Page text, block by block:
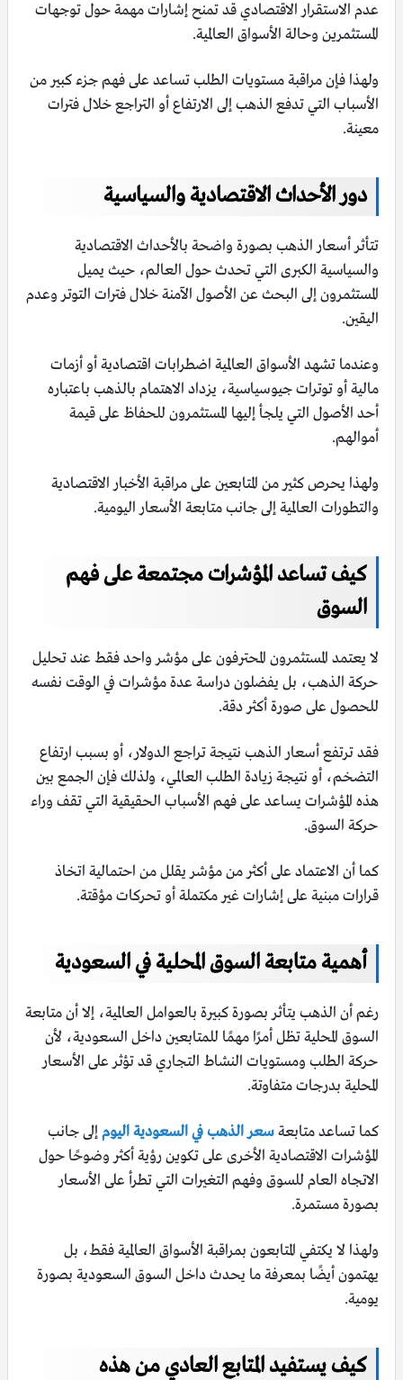
عدم الاستقرار الاقتصادي قد تمنح إشارات مهمة حول توجهات
المستثمرين وحالة الأسواق العالمية.
ولهذا فإن مراقبة مستويات الطلب تساعد على فهم جزء كبير من
الأسباب التي تدفع الذهب إلى الارتفاع أو التراجع خلال فترات
معينة.
دور الأحداث الاقتصادية والسياسية
تتأثر أسعار الذهب بصورة واضحة بالأحداث الاقتصادية
والسياسية الكبرى التي تحدث حول العالم، حيث يميل
المستثمرون إلى البحث عن الأصول الآمنة خلال فترات التوتر وعدم
اليقين.
وعندما تشهد الأسواق العالمية اضطرابات اقتصادية أو أزمات
مالية أو توترات جيوسياسية، يزداد الاهتمام بالذهب باعتباره
أحد الأصول التي يلجأ إليها المستثمرون للحفاظ على قيمة
أموالهم.
ولهذا يحرص كثير من المتابعين على مراقبة الأخبار الاقتصادية
والتطورات العالمية إلى جانب متابعة الأسعار اليومية.
كيف تساعد المؤشرات مجتمعة على فهم
السوق
لا يعتمد المستثمرون المحترفون على مؤشر واحد فقط عند تحليل
حركة الذهب، بل يفضلون دراسة عدة مؤشرات في الوقت نفسه
للحصول على صورة أكثر دقة.
فقد ترتفع أسعار الذهب نتيجة تراجع الدولار، أو بسبب ارتفاع
التضخم، أو نتيجة زيادة الطلب العالمي، ولذلك فإن الجمع بين
هذه المؤشرات يساعد على فهم الأسباب الحقيقية التي تقف وراء
حركة السوق.
كما أن الاعتماد على أكثر من مؤشر يقلل من احتمالية اتخاذ
قرارات مبنية على إشارات غير مكتملة أو تحركات مؤقتة.
أهمية متابعة السوق المحلية في السعودية
رغم أن الذهب يتأثر بصورة كبيرة بالعوامل العالمية، إلا أن متابعة
السوق المحلية تظل أمرًا مهمًا للمتابعين داخل السعودية، لأن
حركة الطلب ومستويات النشاط التجاري قد تؤثر على الأسعار
المحلية بدرجات متفاوتة.
كما تساعد متابعةسعر الذهب في السعودية اليومإلى جانب
المؤشرات الاقتصادية الأخرى على تكوين رؤية أكثر وضوحًا حول
الاتجاه العام للسوق وفهم التغيرات التي تطرأ على الأسعار
بصورة مستمرة.
ولهذا لا يكتفي المتابعون بمراقبة الأسواق العالمية فقط، بل
يهتمون أيضًا بمعرفة ما يحدث داخل السوق السعودية بصورة
يومية.
كيف يستفيد المتابع العادي من هذه